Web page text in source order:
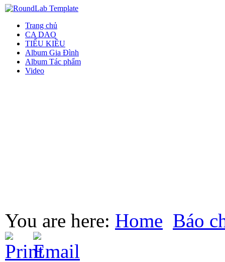
Trang chủ
CA DAO
TIỂU KIỀU
Album Gia Đình
Album Tác phẩm
Video
You are here: Home Báo